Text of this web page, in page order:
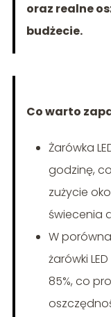
oraz realne
budżecie.
Co warto
Żarówka
godzinę,
zużycie
świecenia
W
żarówki
85%, co